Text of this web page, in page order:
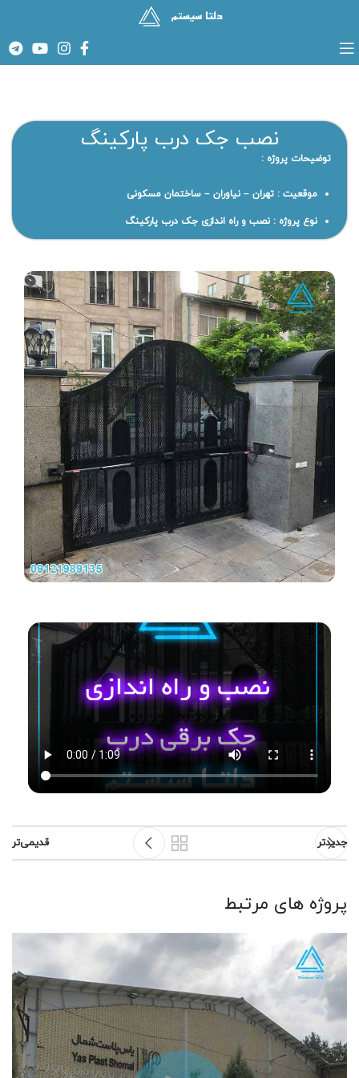
نصب جک درب پارکینگ
توضیحات پروژه :
موقعیت : تهران – نیاوران – ساختمان مسکونی
نوع پروژه : نصب و راه اندازی جک درب پارکینگ
جدیدتر قدیمی‌تر
پروژه های مرتبط